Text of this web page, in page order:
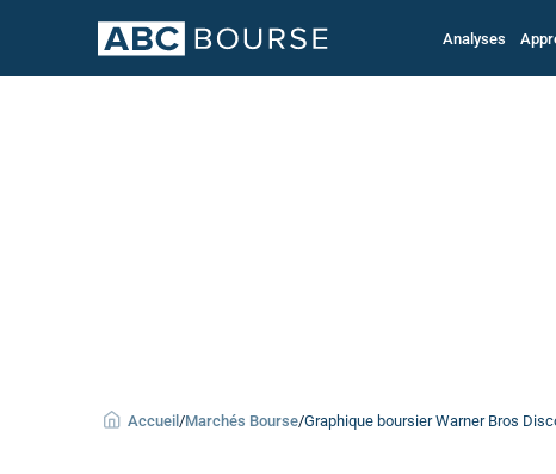
Analyses
Accueil /Marchés Bourse/Graphique boursier Warner Bros